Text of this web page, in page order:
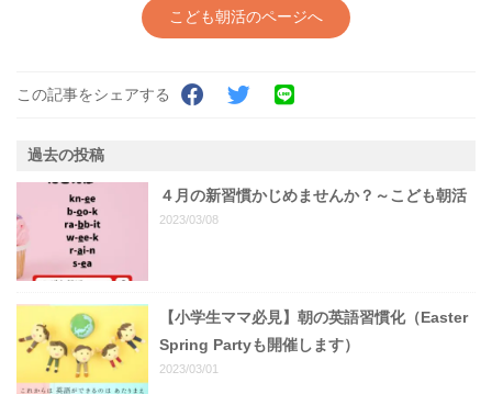
こども朝活のページへ
この記事をシェアする
過去の投稿
４月の新習慣かじめませんか？～こども朝活
2023/03/08
【小学生ママ必見】朝の英語習慣化（Easter
Spring Partyも開催します）
2023/03/01